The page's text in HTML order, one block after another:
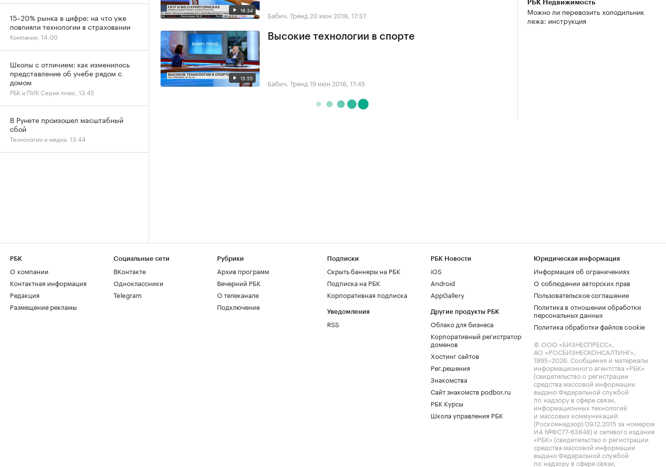
16:34 Бабич. Тренд 20 июн 2018, 17:37
15:55
Высокие технологии в спорте
Бабич. Тренд 19 июн 2018, 17:45
РБК Недвижимость
Можно ли перевозить холодильник
лежа: инструкция
15–20% рынка в цифре: на что уже
повлияли технологии в страховании
Компании, 14:00
Школы с отличием: как изменилось
представление об учебе рядом с
домом
РБК и ПИК Серия плюс, 13:45
В Рунете произошел масштабный
сбой
Технологии и медиа, 13:44
РБК
О компании
Контактная информация
Редакция
Размещение рекламы
Социальные сети
ВКонтакте
Одноклассники
Telegram
Рубрики
Архив программ
Вечерний РБК
О телеканале
Подключение
Подписки
Скрыть баннеры на РБК
Подписка на РБК
Корпоративная подписка
Уведомления
RSS
РБК Новости
iOS
Android
AppGallery
Другие продукты РБК
Облако для бизнеса
Корпоративный регистратор
доменов
Хостинг сайтов
Рег.решения
Знакомства
Сайт знакомств podbor.ru
РБК Курсы
Школа управления РБК
Юридическая информация
Информация об ограничениях
О соблюдении авторских прав
Пользовательское соглашение
Политика в отношении обработки
персональных данных
Политика обработки файлов cookie
© ООО «БИЗНЕСПРЕСС»,
АО «РОСБИЗНЕСКОНСАЛТИНГ»,
1995–2026. Сообщения и материалы
информационного агентства «РБК»
(свидетельство о регистрации
средства массовой информации
выдано Федеральной службой
по надзору в сфере связи,
информационных технологий
и массовых коммуникаций
(Роскомнадзор) 09.12.2015 за номером
ИА №ФС77-63848) и сетевого издания
«РБК» (свидетельство о регистрации
средства массовой информации
выдано Федеральной службой
по надзору в сфере связи,